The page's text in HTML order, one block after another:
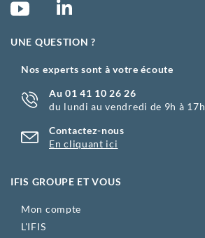
IFIS GROUPE ET VOUS
Mon compte
L'IFIS
UNE QUESTION ?
Nos experts sont à votre écoute
Au 01 41 10 26 26
du lundi au vendredi de 9h à 17h
Contactez-nous
En cliquant ici